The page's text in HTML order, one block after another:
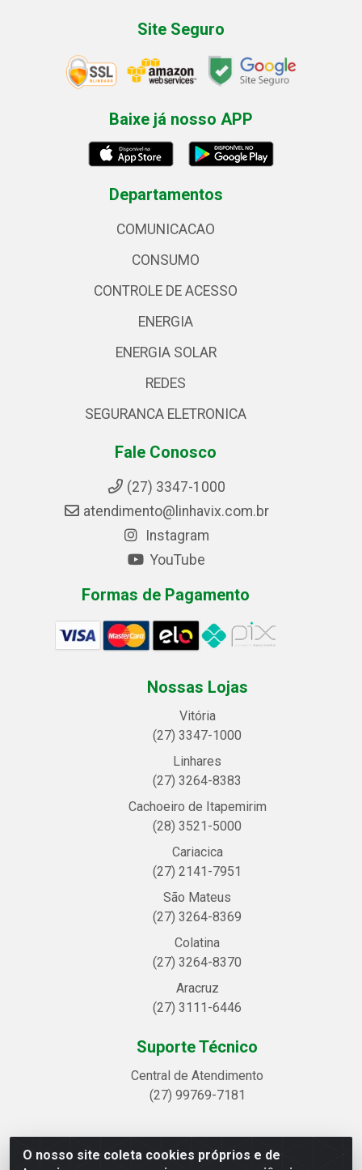
O nosso site coleta cookies próprios e de
Site Seguro
Baixe já nosso APP
Departamentos
COMUNICACAO
CONSUMO
CONTROLE DE ACESSO
ENERGIA
ENERGIA SOLAR
REDES
SEGURANCA ELETRONICA
Fale Conosco
(27) 3347-1000
atendimento@linhavix.com.br
Instagram
YouTube
Formas de Pagamento
Nossas Lojas
Vitória
(27) 3347-1000
Linhares
(27) 3264-8383
Cachoeiro de Itapemirim
(28) 3521-5000
Cariacica
(27) 2141-7951
São Mateus
(27) 3264-8369
Colatina
(27) 3264-8370
Aracruz
(27) 3111-6446
Suporte Técnico
Central de Atendimento
(27) 99769-7181
Linhavix Distribuidora LTDA - Avenida Alegre, 2521 -